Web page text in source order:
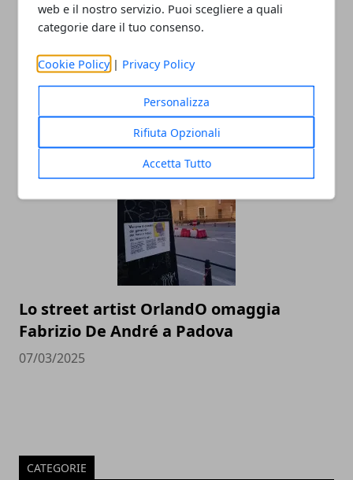
web e il nostro servizio. Puoi scegliere a quali
categorie dare il tuo consenso.
Cookie Policy | Privacy Policy
Personalizza
Rifiuta Opzionali
Accetta Tutto
Cosa aspettarsi da un’agenzia hostess
professionale
Lo street artist OrlandO omaggia
Fabrizio De André a Padova
07/03/2025
CATEGORIE